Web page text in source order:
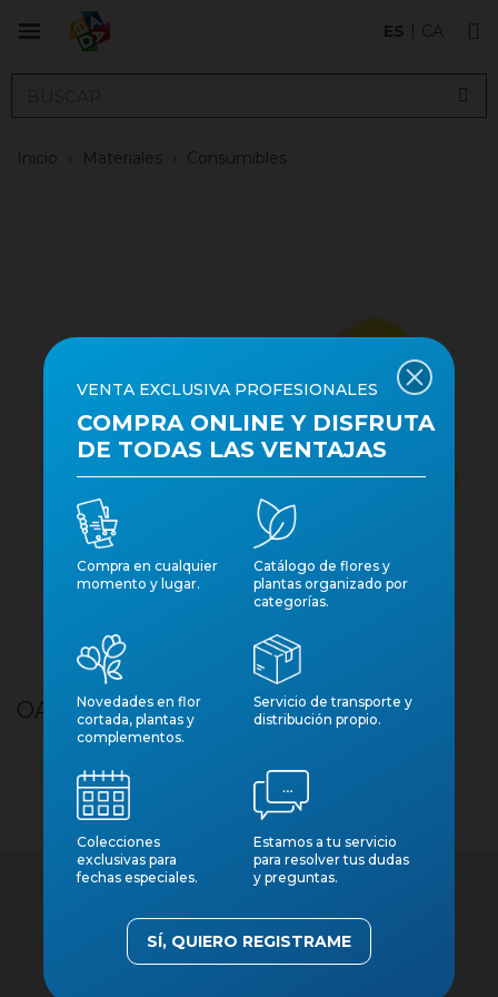
ES CA
Inicio Materiales Consumibles
OASIS PELAROSAS TUBO
VENTA EXCLUSIVA PROFESIONALES
COMPRA ONLINE Y DISFRUTA
DE TODAS LAS VENTAJAS
Compra en cualquier
momento y lugar.
Catálogo de flores y
plantas organizado por
categorías.
Novedades en flor
cortada, plantas y
complementos.
Servicio de transporte y
distribución propio.
Colecciones
exclusivas para
fechas especiales.
Estamos a tu servicio
para resolver tus dudas
y preguntas.
SÍ, QUIERO REGISTRAME